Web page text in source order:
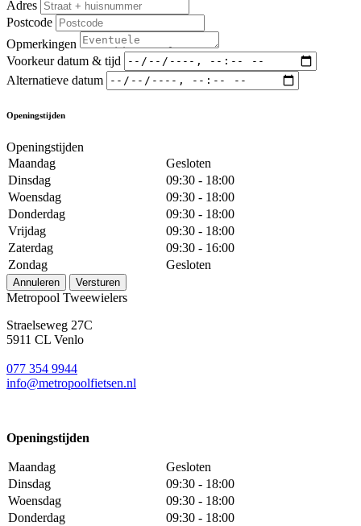
Adres
Postcode
Opmerkingen
Voorkeur datum & tijd
Alternatieve datum
Openingstijden
Openingstijden
Maandag
Gesloten
Dinsdag
09:30 - 18:00
Woensdag
09:30 - 18:00
Donderdag
09:30 - 18:00
Vrijdag
09:30 - 18:00
Zaterdag
09:30 - 16:00
Zondag
Gesloten
Annuleren Versturen
Metropool Tweewielers
Straelseweg 27C
5911 CL Venlo
077 354 9944
info@metropoolfietsen.nl
Openingstijden
Maandag
Gesloten
Dinsdag
09:30 - 18:00
Woensdag
09:30 - 18:00
Donderdag
09:30 - 18:00